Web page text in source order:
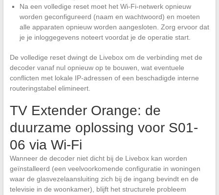
Na een volledige reset moet het Wi-Fi-netwerk opnieuw
worden geconfigureerd (naam en wachtwoord) en moeten
alle apparaten opnieuw worden aangesloten. Zorg ervoor dat
je je inloggegevens noteert voordat je de operatie start.
De volledige reset dwingt de Livebox om de verbinding met de
decoder vanaf nul opnieuw op te bouwen, wat eventuele
conflicten met lokale IP-adressen of een beschadigde interne
routeringstabel elimineert.
TV Extender Orange: de
duurzame oplossing voor S01-
06 via Wi-Fi
Wanneer de decoder niet dicht bij de Livebox kan worden
geïnstalleerd (een veelvoorkomende configuratie in woningen
waar de glasvezelaansluiting zich bij de ingang bevindt en de
televisie in de woonkamer), blijft het structurele probleem